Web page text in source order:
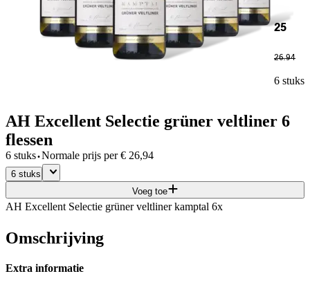
25
26.94
6 stuks
AH Excellent Selectie grüner veltliner 6
flessen
6 stuks·Normale prijs per € 26,94
6 stuks
Voeg toe
AH Excellent Selectie grüner veltliner kamptal 6x
Omschrijving
Extra informatie